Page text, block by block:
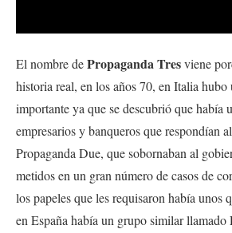
El nombre dePropaganda Tresviene
historia real, en los años 70, en Italia
importante ya que se descubrió que había
empresarios y banqueros que respondían
Propaganda Due, que sobornaban al
metidos en un gran número de casos de
los papeles que les requisaron había unos
en España había un grupo similar llamado